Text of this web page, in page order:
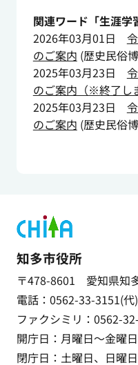
関連ワード「生涯学
2026年03月01日
のご案内 (歴史民俗
2025年03月23日
のご案内（※終了し
2025年03月23日
のご案内 (歴史民俗
知多市役所
〒478-8601 愛知県知
電話：0562-33-3151(代)
ファクシミリ：0562-
開庁日：月曜日～金曜
閉庁日：土曜日、日曜